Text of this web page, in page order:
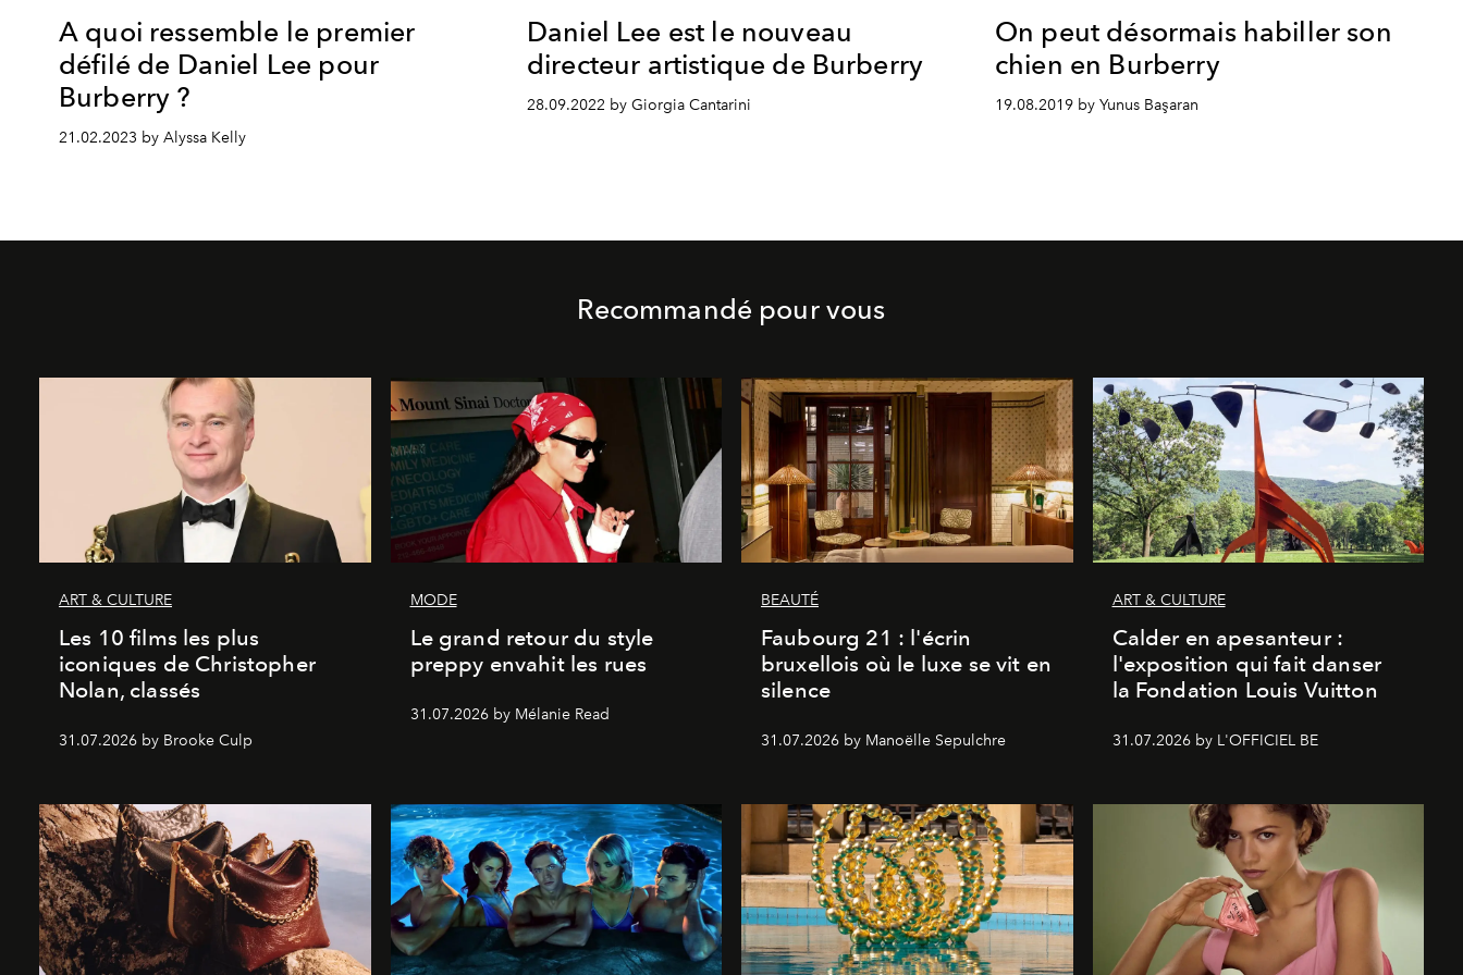
A quoi ressemble le premier
défilé de Daniel Lee pour
Burberry ?
21.02.2023 by Alyssa Kelly
Daniel Lee est le nouveau
directeur artistique de Burberry
28.09.2022 by Giorgia Cantarini
On peut désormais habiller son
chien en Burberry
19.08.2019 by Yunus Başaran
Recommandé pour vous
ART & CULTURE
Les 10 films les plus
iconiques de Christopher
Nolan, classés
31.07.2026 by Brooke Culp
MODE
Le grand retour du style
preppy envahit les rues
31.07.2026 by Mélanie Read
BEAUTÉ
Faubourg 21 : l'écrin
bruxellois où le luxe se vit en
silence
31.07.2026 by Manoëlle Sepulchre
ART & CULTURE
Calder en apesanteur :
l'exposition qui fait danser
la Fondation Louis Vuitton
31.07.2026 by L'OFFICIEL BE